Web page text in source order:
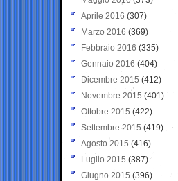
Aprile 2016 (307)
Marzo 2016 (369)
Febbraio 2016 (335)
Gennaio 2016 (404)
Dicembre 2015 (412)
Novembre 2015 (401)
Ottobre 2015 (422)
Settembre 2015 (419)
Agosto 2015 (416)
Luglio 2015 (387)
Giugno 2015 (396)